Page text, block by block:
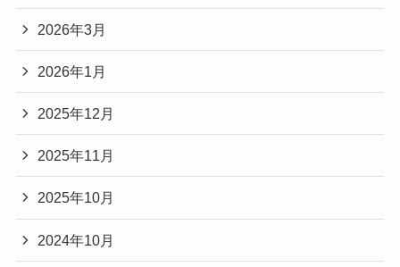
2026年3月
2026年1月
2025年12月
2025年11月
2025年10月
2024年10月